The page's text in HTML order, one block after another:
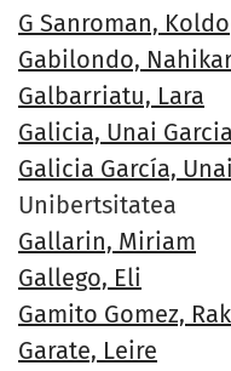
G Sanroman, Koldo
Gabilondo,
Galbarriatu, Lara
Galicia, Unai Garcia
Galicia García, Unai
Unibertsitatea
Gallarin, Miriam
Gallego, Eli
Gamito Gomez,
Garate, Leire